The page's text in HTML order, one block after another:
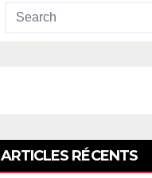
ARTICLES RÉCENTS